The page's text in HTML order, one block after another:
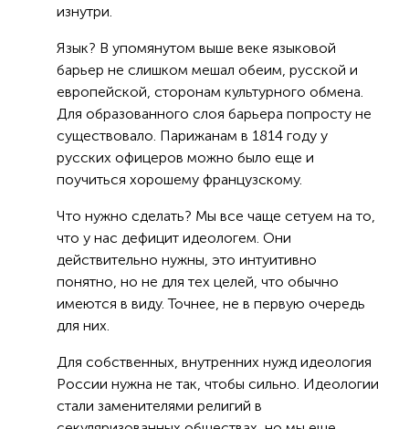
изнутри.
Язык? В упомянутом выше веке языковой
барьер не слишком мешал обеим, русской и
европейской, сторонам культурного обмена.
Для образованного слоя барьера попросту не
существовало. Парижанам в 1814 году у
русских офицеров можно было еще и
поучиться хорошему французскому.
Что нужно сделать? Мы все чаще сетуем на то,
что у нас дефицит идеологем. Они
действительно нужны, это интуитивно
понятно, но не для тех целей, что обычно
имеются в виду. Точнее, не в первую очередь
для них.
Для собственных, внутренних нужд идеология
России нужна не так, чтобы сильно. Идеологии
стали заменителями религий в